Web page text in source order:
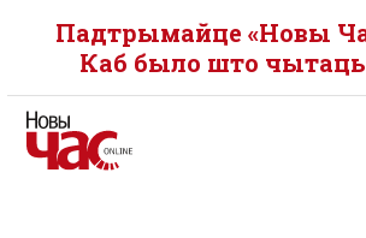
Падтрымайце «Новы
Каб было што чытаць